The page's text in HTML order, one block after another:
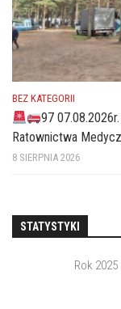
BEZ KATEGORII
97
Ratownictwa
8 SIERPNIA 2026
STATYSTYKI
Rok 2025